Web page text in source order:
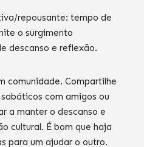
repousante: tempo de
o surgimento
descanso e reflexão.
comunidade. Compartilhe
com amigos ou
a manter o descanso e
cultural. É bom que haja
para um ajudar o outro.